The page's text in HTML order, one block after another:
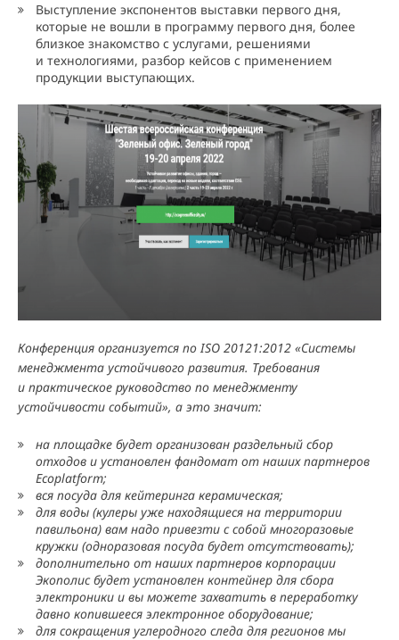
Выступление экспонентов выставки первого дня,
которые не вошли в программу первого дня, более
близкое знакомство с услугами, решениями
и технологиями, разбор кейсов с применением
продукции выступающих.
Конференция организуется по ISO 20121:2012 «Системы
менеджмента устойчивого развития. Требования
и практическое руководство по менеджменту
устойчивости событий», а это значит:
на площадке будет организован раздельный сбор
отходов и установлен фандомат от наших партнеров
Ecoplatform;
вся посуда для кейтеринга керамическая;
для воды (кулеры уже находящиеся на территории
павильона) вам надо привезти с собой многоразовые
кружки (одноразовая посуда будет отсутствовать);
дополнительно от наших партнеров корпорации
Экополис будет установлен контейнер для сбора
электроники и вы можете захватить в переработку
давно копившееся электронное оборудование;
для сокращения углеродного следа для регионов мы